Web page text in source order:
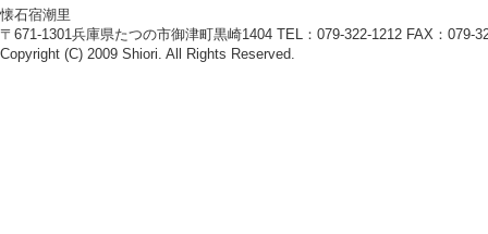
懐石宿潮里
〒671-1301兵庫県たつの市御津町黒崎1404 TEL：079-322-1212 FAX：079-
Copyright (C) 2009 Shiori. All Rights Reserved.